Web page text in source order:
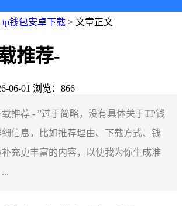
tp钱包安卓下载 > 文章正文
推荐-
06-01 浏览：866
推荐 - ”过于简略，没有具体关于TP钱
信息，比如推荐理由、下载方式、钱
充更丰富的内容，以便我为你生成准